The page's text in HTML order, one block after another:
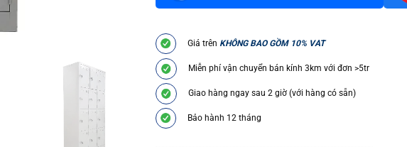
Giá trên KHÔNG BAO GỒM 10% VAT
Miễn phí vận chuyển bán kính 3km với đơn >5tr
Giao hàng ngay sau 2 giờ (với hàng có sẵn)
Bảo hành 12 tháng